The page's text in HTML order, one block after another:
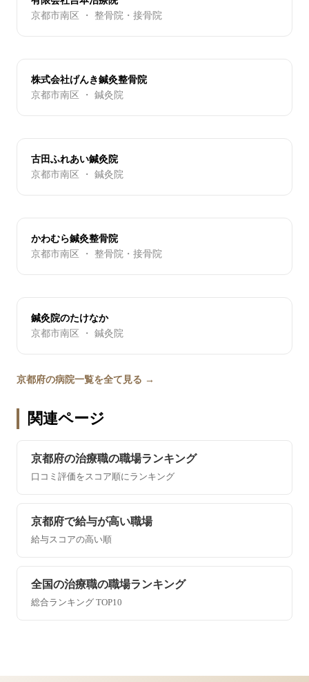
京都市南区 ・ 整骨院・接骨院
株式会社げんき鍼灸整骨院
京都市南区 ・ 鍼灸院
古田ふれあい鍼灸院
京都市南区 ・ 鍼灸院
かわむら鍼灸整骨院
京都市南区 ・ 整骨院・接骨院
鍼灸院のたけなか
京都市南区 ・ 鍼灸院
京都府の病院一覧を全て見る →
関連ページ
京都府の治療職の職場ランキング
口コミ評価をスコア順にランキング
京都府で給与が高い職場
給与スコアの高い順
全国の治療職の職場ランキング
総合ランキング TOP10